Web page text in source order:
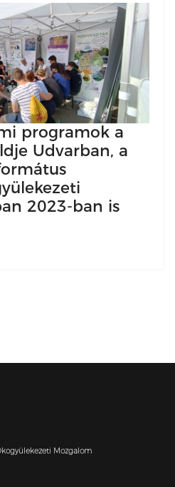
programok a
Udvarban, a
2023-ban is
Mozgalom